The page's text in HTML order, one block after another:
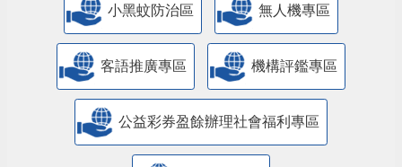
小黑蚊防治區 無人機專區
客語推廣專區 機構評鑑專區
公益彩券盈餘辦理社會福利專區